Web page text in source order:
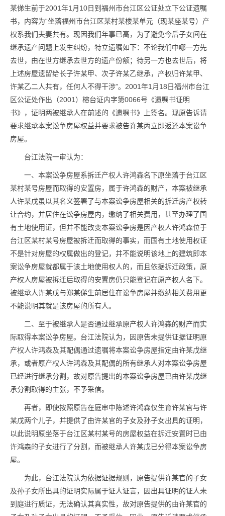
某俤生前于2001年1月10日到福州市台江区公证处立下公证遗嘱
书，内容为“坐落福州市台江区某村某楼某单元（现某座某号）产
权系我们夫妻共有。现因我们年事已高，为了避免今后子女间在
继承遗产问题上发生纠纷，特立遗嘱如下：不论我们中哪一方先
去世，由在世方继承去世方的遗产份额；待另一方也去世后，将
上述房屋遗留给长子许某甲、次子许某乙继承，产权归许某甲、
许某乙二人共有，任何人不得干涉”。2001年1月18日福州市台江
区公证处作出（2001）榕台证内字第0066号《遗嘱书证明
书》，证明两被继承人在前述的《遗嘱书》上签名。现原告诉请
要求继承本案讼争房屋权益并要求被告许某丙立即返还本案讼争
房屋。
台江法院一审认为：
一、本案讼争房屋系拆迁产权人许鸿森名下原坐落于台江区
某村某号房屋而取得的安置房，属于许鸿森的财产，本案被继承
人许某戊虽以其名义签署了与本案讼争房屋相关的拆迁房产权转
让合约，并居住在讼争房屋内，缴纳了相关费用，甚至办理了国
有土地使用证，但并不能改变本案讼争房是因产权人许鸿森位于
台江区某村某号房屋被拆迁而取得的事实，而国有土地使用权证
不是针对房屋的权属做出的登记，并不能说明该地上的建筑即本
案讼争房屋就都属于该土地使用权人的，而且依据拆迁政策，原
产权人房屋被拆迁后取得的安置房仍只能登记在原产权人名下。
被继承人许某戊与郑某俤生前居住在讼争房屋并缴纳相关费用更
不能说明其就是该房屋的所有人。
二、至于被继承人是否通过继承原产权人许鸿森的财产而实
际取得本案讼争房屋。台江法院认为，因原告未提供证据证明原
产权人许鸿森及其配偶通过遗嘱将本案讼争房屋指定由许某戊继
承，或者原产权人许鸿森及其配偶的所有继承人对本案讼争房屋
已经进行继承分割，故对原告提出的本案讼争房屋已由许某戊继
承分割取得的主张，不予采信。
再者，即使按照原告在庭审中陈述许鸿森仅生育许某官与许
某戊两个儿子，并提供了由许某官的子女及孙子女出具的证明，
以此说明原坐落于台江区某村某号的房屋权益在拆迁安置时已由
许鸿森的子女进行了分割，而被继承人许某戊已分得本案讼争房
屋。
为此，台江法院认为依据证据规则，原告提供许某官的子女
及孙子女所出具的证明实际属于证人证言，因出具证明的证人未
到庭进行质证，无法确认其真实性，故对原告提供的由许某官的